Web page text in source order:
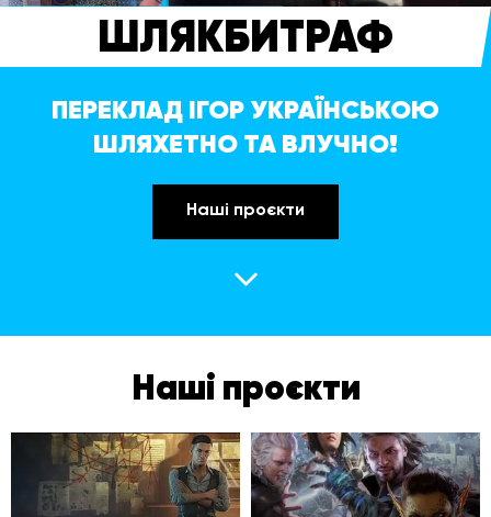
ШЛЯКБИТРАФ
ПЕРЕКЛАД ІГОР УКРАЇНСЬКОЮ
ШЛЯХЕТНО ТА ВЛУЧНО!
Наші проєкти
Наші проєкти